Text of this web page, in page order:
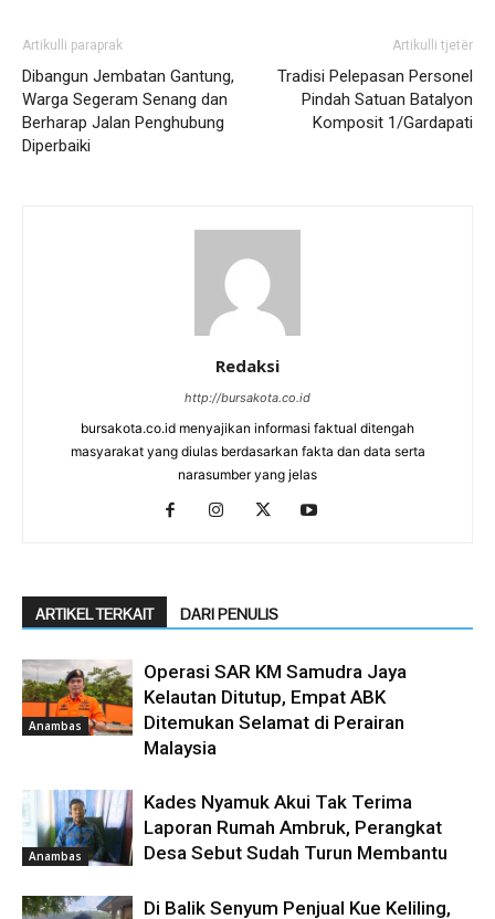
Artikulli paraprak
Dibangun Jembatan Gantung,
Warga Segeram Senang dan
Berharap Jalan Penghubung
Diperbaiki
Artikulli tjetër
Tradisi Pelepasan Personel
Pindah Satuan Batalyon
Komposit 1/Gardapati
Redaksi
http://bursakota.co.id
bursakota.co.id menyajikan informasi faktual ditengah
masyarakat yang diulas berdasarkan fakta dan data serta
narasumber yang jelas
ARTIKEL TERKAIT DARI PENULIS
Anambas
Operasi SAR KM Samudra Jaya
Kelautan Ditutup, Empat ABK
Ditemukan Selamat di Perairan
Malaysia
Anambas
Kades Nyamuk Akui Tak Terima
Laporan Rumah Ambruk, Perangkat
Desa Sebut Sudah Turun Membantu
Di Balik Senyum Penjual Kue Keliling,